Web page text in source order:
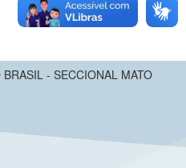
- SECCIONAL MATO